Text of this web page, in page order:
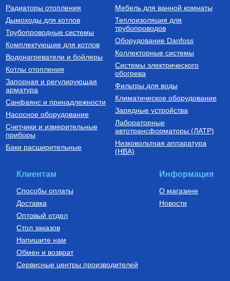
нагрева напольный из
нержавеющей стали STINOX F
500 л., арт.: 805F0050
127 190Руб.
Купить
Труба напорная из сшитого
полиэтилена с барьерным
слоем EVOH, тип PE-Xa
16(2.2) бухта 100 м,
VA1622.3.C.100
7 300Руб.
Котлы газовые настенные
Котел газовый настенный
одноконтурный Vitabel HF 32
63 890Руб.
Купить
Дымоходы для котлов DN 80
(традиционные)
Элемент дымохода DN80
Руб.
Купить
Бойлеры (водонагреватели
Установки канализационные
Радиаторы отопления
Дымоходы для котлов
Трубопроводные системы
Комплектующие для котлов
Водонагреватели и бойлеры
Котлы отопления
Запорная и регулирующая
арматура
Санфаянс и принадлежности
Насосное оборудование
Счетчики и измерительные
приборы
Баки расширительные
Мебель для ванной комнаты
Теплоизоляция для
трубопроводов
Оборудование Danfoss
Коллекторные системы
Системы электрического
обогрева
Фильтры для воды
Климатическое оборудование
Зарядные устройства
Лабораторные
автотрансформаторы (ЛАТР)
Низковольтная аппаратура
(НВА)
Клиентам
Способы оплаты
Доставка
Оптовый отдел
Стол заказов
Напишите нам
Обмен и возврат
Сервисные центры производителей
Информация
О магазине
Новости